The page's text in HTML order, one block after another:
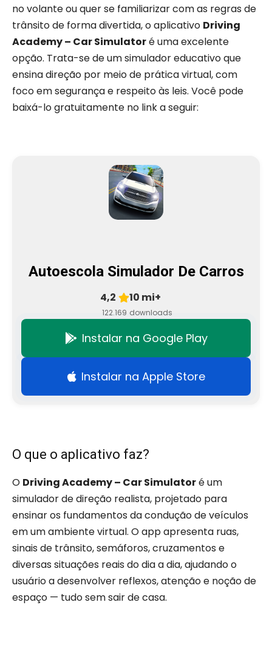
no volante ou quer se familiarizar com as regras de
trânsito de forma divertida, o aplicativo Driving
Academy – Car Simulatoré uma excelente
opção. Trata-se de um simulador educativo que
ensina direção por meio de prática virtual, com
foco em segurança e respeito às leis. Você pode
baixá-lo gratuitamente no link a seguir:
Autoescola Simulador De Carros
4,2
122.169
10 mi+
downloads
Instalar na Google Play
Instalar na Apple Store
O que o aplicativo faz?
O Driving Academy – Car Simulatoré um
simulador de direção realista, projetado para
ensinar os fundamentos da condução de veículos
em um ambiente virtual. O app apresenta ruas,
sinais de trânsito, semáforos, cruzamentos e
diversas situações reais do dia a dia, ajudando o
usuário a desenvolver reflexos, atenção e noção de
espaço — tudo sem sair de casa.